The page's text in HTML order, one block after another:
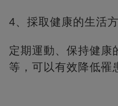
4、採取健康的生活
定期運動、保持健康
等，可以有效降低罹